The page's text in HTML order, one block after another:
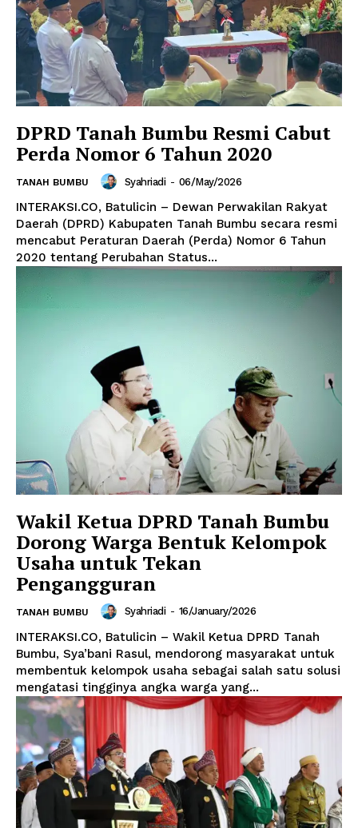
DPRD Tanah Bumbu Resmi Cabut
Perda Nomor 6 Tahun 2020
TANAH BUMBU Syahriadi - 06/May/2026
INTERAKSI.CO, Batulicin – Dewan Perwakilan Rakyat
Daerah (DPRD) Kabupaten Tanah Bumbu secara resmi
mencabut Peraturan Daerah (Perda) Nomor 6 Tahun
2020 tentang Perubahan Status...
Wakil Ketua DPRD Tanah Bumbu
Dorong Warga Bentuk Kelompok
Usaha untuk Tekan
Pengangguran
TANAH BUMBU Syahriadi - 16/January/2026
INTERAKSI.CO, Batulicin – Wakil Ketua DPRD Tanah
Bumbu, Sya’bani Rasul, mendorong masyarakat untuk
membentuk kelompok usaha sebagai salah satu solusi
mengatasi tingginya angka warga yang...